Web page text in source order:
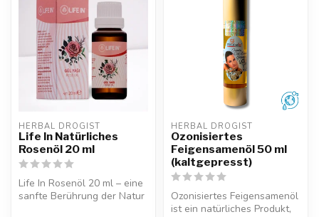
HERBAL DROGIST
Life In Natürliches
Rosenöl 20 ml
Life In Rosenöl 20 ml – eine
sanfte Berührung der Natur
HERBAL DROGIST
Ozonisiertes
Feigensamenöl 50 ml
(kaltgepresst)
Ozonisiertes Feigensamenöl
ist ein natürliches Produkt,